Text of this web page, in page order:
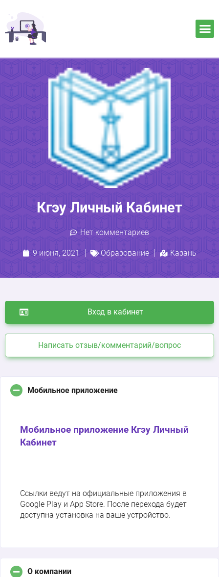
Кгэу Личный Кабинет
Нет комментариев
9 июня, 2021 Образование Казань
Вход в кабинет
Написать отзыв/комментарий/вопрос
Мобильное приложение
Мобильное приложение Кгэу Личный
Кабинет
Ссылки ведут на официальные приложения в
Google Play и App Store. После перехода будет
доступна установка на ваше устройство.
О компании